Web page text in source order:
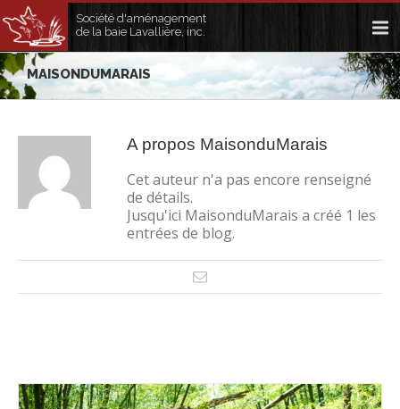
Société d'aménagement
de la baie Lavallière, inc.
MAISONDUMARAIS
A propos MaisonduMarais
Cet auteur n'a pas encore renseigné
de détails.
Jusqu'ici MaisonduMarais a créé 1 les
entrées de blog.